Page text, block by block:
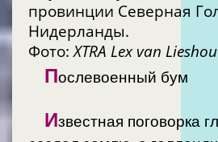
провинции Северная
Нидерланды.
Фото:XTRA Lex van
Послевоенный бум
Известная поговорка